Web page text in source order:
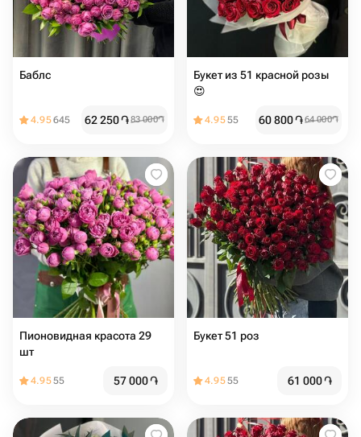
Баблс
4.95645 62 250֏83 000֏
Букет из 51 красной розы
😍
4.9555 60 800֏64 000֏
Пионовидная красота 29
шт
4.9555 57 000֏
Букет 51 роз
4.9555 61 000֏